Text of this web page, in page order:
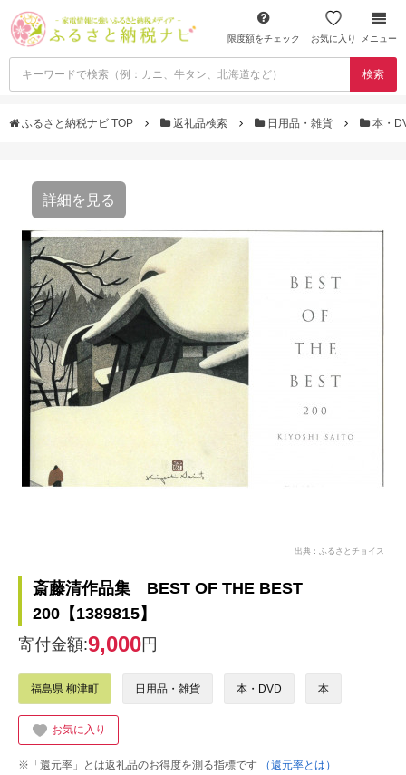
限度額をチェック お気に入り メニュー
検索
ふるさと納税ナビ TOP 返礼品検索 日用品・雑貨 本・
詳細を見る
出典：ふるさとチョイス
斎藤清作品集 BEST OF THE BEST
200【1389815】
寄付金額:9,000円
福島県 柳津町 日用品・雑貨 本・DVD 本
お気に入り
※「還元率」とは返礼品のお得度を測る指標です
（還元率とは）